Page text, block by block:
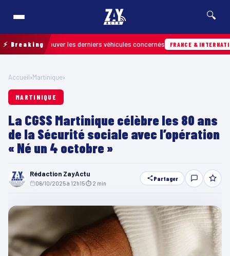
🔍
⚡ Breaking
retrouver les derniers véhicules concernés FRANCE & INTERNATIONALE
Accueil›Martinique›
MARTINIQUE
La CGSS Martinique célèbre les 80 ans
de la Sécurité sociale avec l’opération
« Né un 4 octobre »
Rédaction ZayActu
06/10/2025 à 12h15⏱ 2 min
Partager